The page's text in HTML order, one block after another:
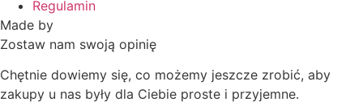
Regulamin
Made by
Zostaw nam swoją opinię
Chętnie dowiemy się, co możemy jeszcze zrobić, aby
zakupy u nas były dla Ciebie proste i przyjemne.